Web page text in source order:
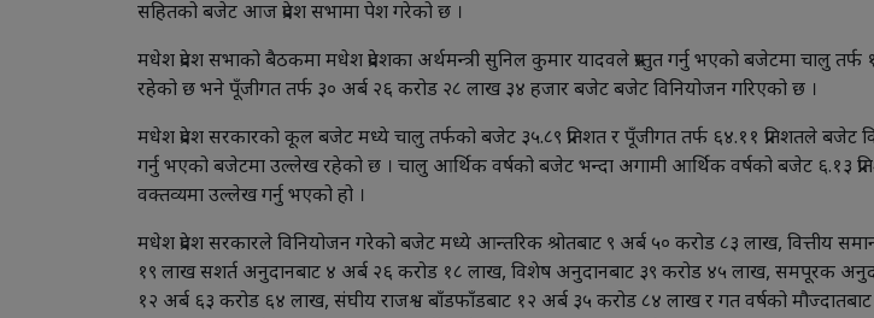
सहितको बजेट आज प्रदेश सभामा पेश गरेको छ ।
मधेश प्रदेश सभाको बैठकमा मधेश प्रदेशका अर्थमन्त्री सुनिल कुमार यादवले प्रस्तुत गर्नु भएको बजेटमा चालु
रहेको छ भने पूँजीगत तर्फ ३० अर्ब २६ करोड २८ लाख ३४ हजार बजेट बजेट विनियोजन गरिएको छ ।
मधेश प्रदेश सरकारको कूल बजेट मध्ये चालु तर्फको बजेट ३५.८९ प्रतिशत र पूँजीगत तर्फ ६४.११ प्रतिशतले बजेट
गर्नु भएको बजेटमा उल्लेख रहेको छ । चालु आर्थिक वर्षको बजेट भन्दा अगामी आर्थिक वर्षको बजेट ६.१३
वक्तव्यमा उल्लेख गर्नु भएको हो ।
मधेश प्रदेश सरकारले विनियोजन गरेको बजेट मध्ये आन्तरिक श्रोतबाट ९ अर्ब ५० करोड ८३ लाख, वित्तीय
१९ लाख सशर्त अनुदानबाट ४ अर्ब २६ करोड १८ लाख, विशेष अनुदानबाट ३९ करोड ४५ लाख, समपूरक
१२ अर्ब ६३ करोड ६४ लाख, संघीय राजश्व बाँडफाँडबाट १२ अर्ब ३५ करोड ८४ लाख र गत वर्षको